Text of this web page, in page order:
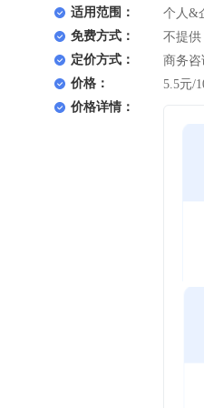
适用范围：
个人&
免费方式：
不提供
定价方式：
商务咨
价格：
5.5元/
价格详情：